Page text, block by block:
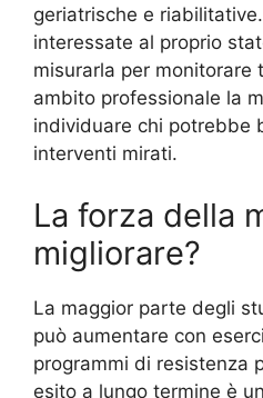
geriatrische e
interessate al proprio
misurarla per monitorare
ambito professionale la
individuare chi potrebbe
interventi mirati.
La forza della
migliorare?
La maggior parte degli
può aumentare con
programmi di resistenza
esito a lungo termine è